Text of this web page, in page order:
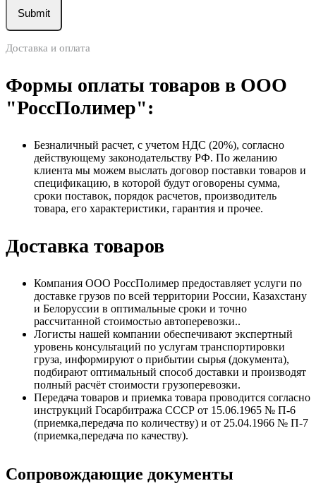
Доставка и оплата
Формы оплаты товаров в ООО
"РоссПолимер":
Безналичный расчет, с учетом НДС (20%), согласно
действующему законодательству РФ. По желанию
клиента мы можем выслать договор поставки товаров и
спецификацию, в которой будут оговорены сумма,
сроки поставок, порядок расчетов, производитель
товара, его характеристики, гарантия и прочее.
Доставка товаров
Компания ООО РоссПолимер предоставляет услуги по
доставке грузов по всей территории России, Казахстану
и Белоруссии в оптимальные сроки и точно
рассчитанной стоимостью автоперевозки..
Логисты нашей компании обеспечивают экспертный
уровень консультаций по услугам транспортировки
груза, информируют о прибытии сырья (документа),
подбирают оптимальный способ доставки и производят
полный расчёт стоимости грузоперевозки.
Передача товаров и приемка товара проводится согласно
инструкций Госарбитража СССР от 15.06.1965 № П-6
(приемка,передача по количеству) и от 25.04.1966 № П-7
(приемка,передача по качеству).
Сопровождающие документы